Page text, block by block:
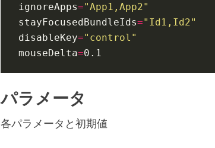
ignoreApps="App1,App2"
stayFocusedBundleIds="Id1,Id2"
disableKey="control"
mouseDelta=0.1
パラメータ
各パラメータと初期値